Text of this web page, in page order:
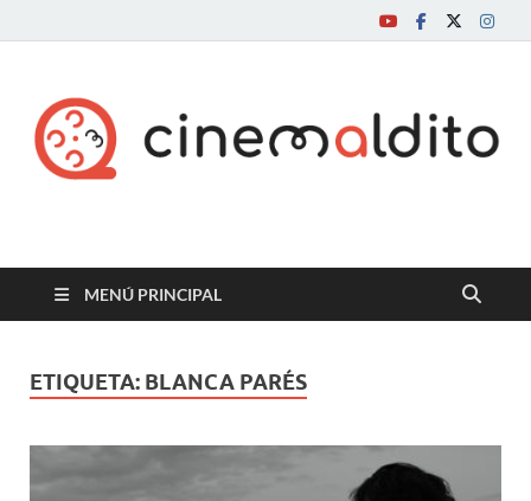
Cine maldito
MENÚ PRINCIPAL
ETIQUETA: BLANCA PARÉS